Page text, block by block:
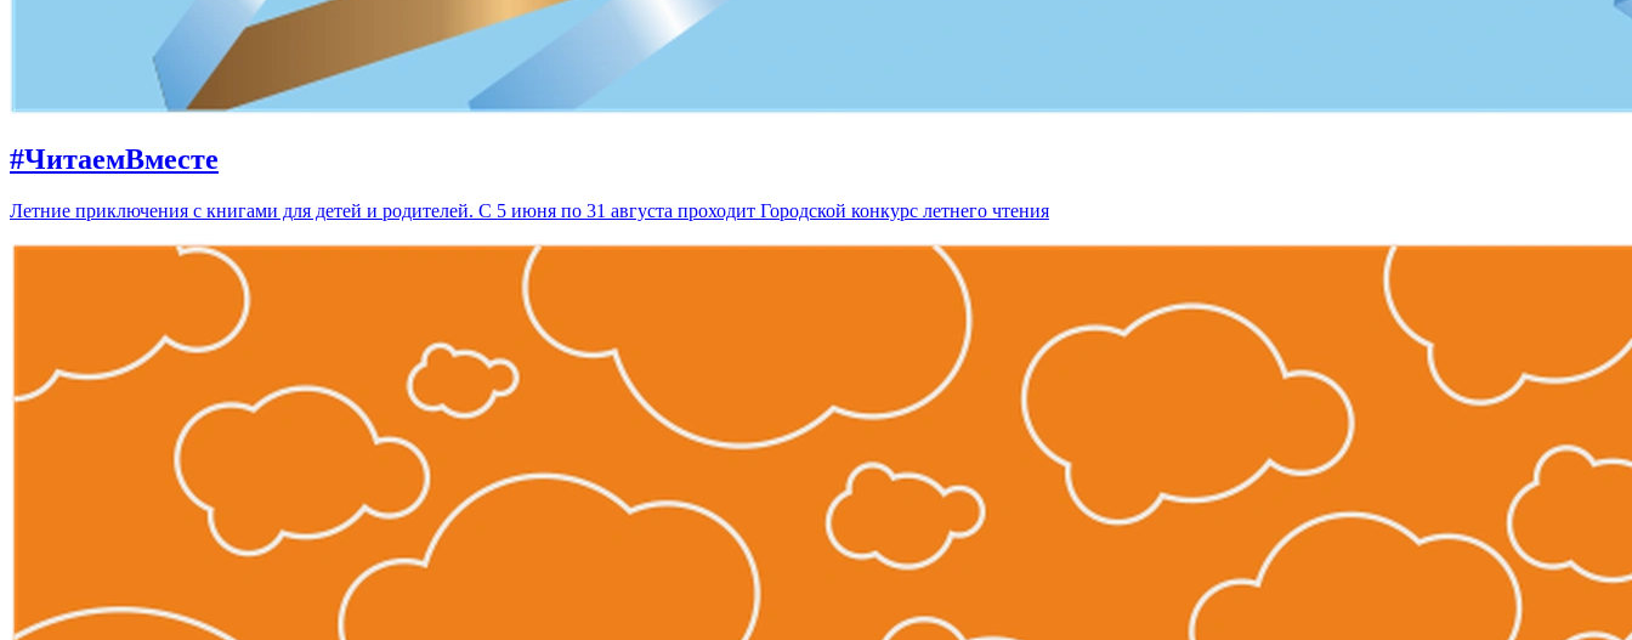
#ЧитаемВместе
Летние приключения с книгами для детей и родителей. С 5 июня по 31 августа проходит Городской конкурс летнего чтения